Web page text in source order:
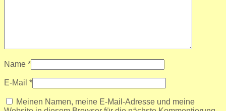
Name *
E-Mail *
Meinen Namen, meine E-Mail-Adresse und meine